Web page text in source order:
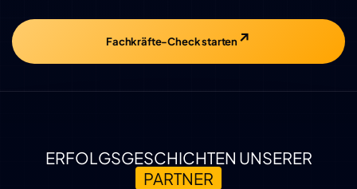
Fachkräfte-Check starten
ERFOLGSGESCHICHTEN UNSERER
PARTNER